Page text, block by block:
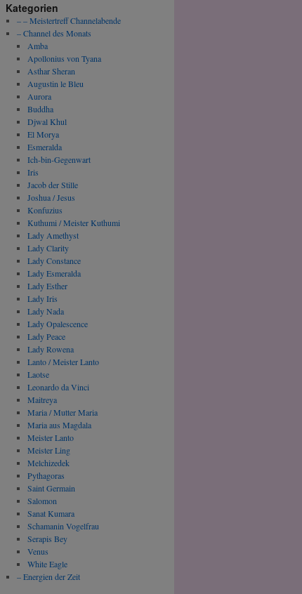
Kategorien
– – Meistertreff Channelabende
– Channel des Monats
Amba
Apollonius von Tyana
Asthar Sheran
Augustin le Bleu
Aurora
Buddha
Djwal Khul
El Morya
Esmeralda
Ich-bin-Gegenwart
Iris
Jacob der Stille
Joshua / Jesus
Konfuzius
Kuthumi / Meister Kuthumi
Lady Amethyst
Lady Clarity
Lady Constance
Lady Esmeralda
Lady Esther
Lady Iris
Lady Nada
Lady Opalescence
Lady Peace
Lady Rowena
Lanto / Meister Lanto
Laotse
Leonardo da Vinci
Maitreya
Maria / Mutter Maria
Maria aus Magdala
Meister Lanto
Meister Ling
Melchizedek
Pythagoras
Saint Germain
Salomon
Sanat Kumara
Schamanin Vogelfrau
Serapis Bey
Venus
White Eagle
– Energien der Zeit